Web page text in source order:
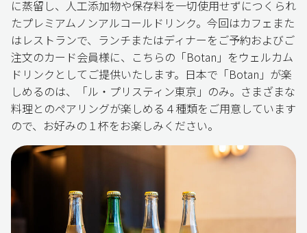
に蒸留し、人工添加物や保存料を一切使用せずにつくられ
たプレミアムノンアルコールドリンク。今回はカフェまた
はレストランで、ランチまたはディナーをご予約およびご
注文のカード会員様に、こちらの「Botan」をウェルカム
ドリンクとしてご提供いたします。日本で「Botan」が楽
しめるのは、「ル・プリスティン東京」のみ。さまざまな
料理とのペアリングが楽しめる４種類をご用意しています
ので、お好みの１杯をお楽しみください。